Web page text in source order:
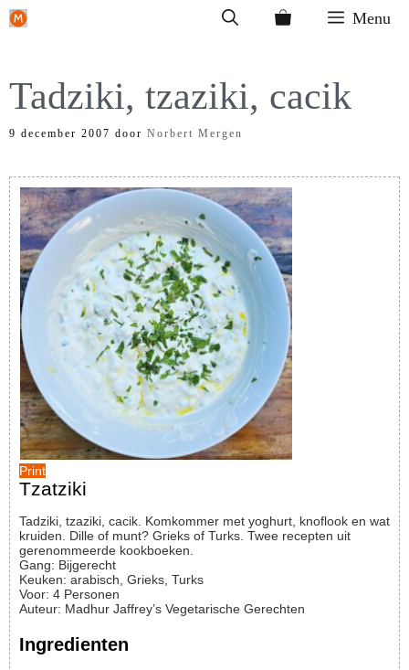
Ga
inhoud
Menu
Tadziki, tzaziki, cacik
9 december 2007 door Norbert Mergen
Print
Tzatziki
Tadziki, tzaziki, cacik. Komkommer met yoghurt, knoflook en wat
kruiden. Dille of munt? Grieks of Turks. Twee recepten uit
gerenommeerde kookboeken.
Gang: Bijgerecht
Keuken: arabisch, Grieks, Turks
Voor: 4 Personen
Auteur: Madhur Jaffrey’s Vegetarische Gerechten
Ingredienten